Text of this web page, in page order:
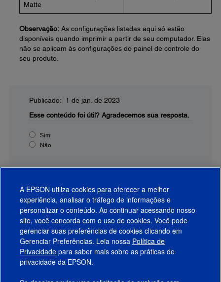
Matte
Observação: As configurações listadas aqui só estão
disponíveis quando imprimir a partir de seu computador. Elas
não se aplicam às configurações do painel de controle do
seu produto.
Publicado: 1 de jan. de 2023
Esse conteúdo foi útil? Agradecemos sua resposta.
Sim
Não
Produtos
Suporte
A EPSON utiliza cookies para oferecer a melhor
experiência, analisar o tráfego de informações e
personalizar o conteúdo. Ao continuar acessando nosso
site, você concorda com o uso de cookies. Você pode
gerenciar suas preferências de cookies clicando em
Gerenciar Preferências. Leia nossa Política de
Privacidade para saber mais sobre as práticas de
privacidade da EPSON.